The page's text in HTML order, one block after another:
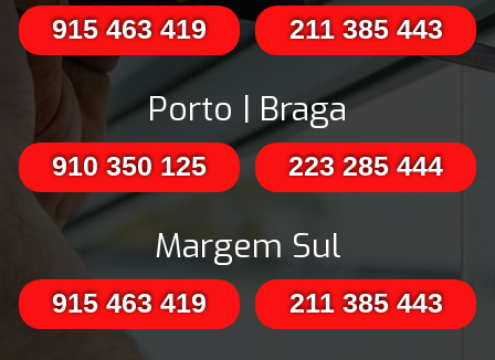
915 463 419 211 385 443
Porto | Braga
910 350 125 223 285 444
Margem Sul
915 463 419 211 385 443